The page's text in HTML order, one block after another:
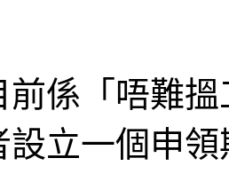
前係「唔難
設立一個申